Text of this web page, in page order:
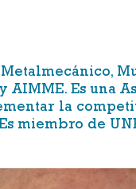
Es una
la
miembro de